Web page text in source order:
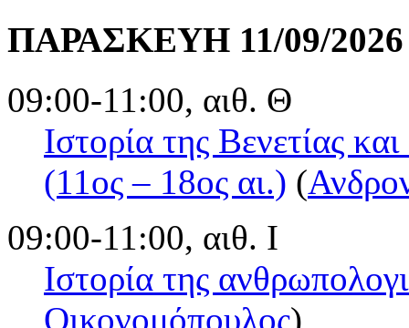
ΠΑΡΑΣΚΕΥΗ 11/09/2026
09:00-11:00, αιθ. Θ
Ιστορία της Βενετίας
(11ος – 18ος αι.) (
09:00-11:00, αιθ. Ι
Ιστορία της
Οικονομόπουλος)